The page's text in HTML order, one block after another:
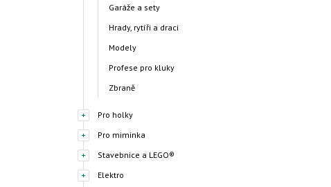
Garáže a sety
Hrady, rytíři a draci
Modely
Profese pro kluky
Zbraně
Pro holky
Pro miminka
Stavebnice a LEGO®
Elektro